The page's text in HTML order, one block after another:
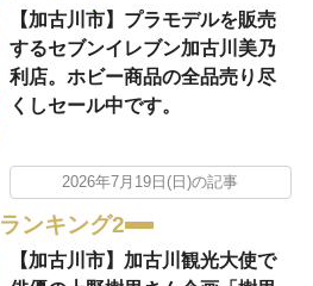
【加古川市】プラモデルを販売
するセブンイレブン加古川美乃
利店。ホビー商品の全品売り尽
くしセール中です。
2026年7月19日(日)の記事
ランキング2
【加古川市】加古川観光大使で